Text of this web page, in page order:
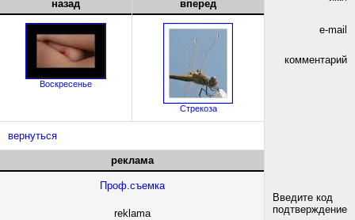
назад
Воскресенье
вперед
Стрекоза
вернуться
реклама
Проф.съемка
reklama
e-mail
комментарий
Введите код
подтверждение